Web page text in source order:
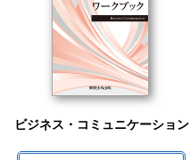
ビジネス・コミュニケーション